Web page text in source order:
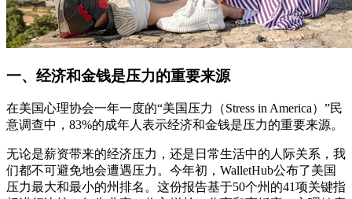
一、经济和金钱是压力的重要来源
在美国心理协会一年一度的“美国压力（Stress in America）”民
意调查中，83%的成年人表示经济和金钱是压力的重要来源。
无论是薪资带来的经济压力，还是日常生活中的人际关系，我
们都不可避免地会遭遇压力。今年初，WalletHub公布了美国
压力最大和最小的州排名。这份报告基于50个州的41项关键指